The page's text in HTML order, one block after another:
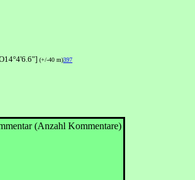
(+/-40 m)397
(Anzahl Kommentare)